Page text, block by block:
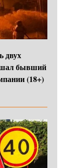
двух
бывший
(18+)